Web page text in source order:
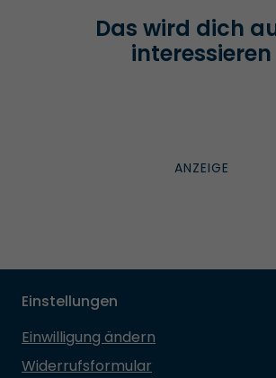
Das wird dich
interessieren
Einstellungen
Einwilligung ändern
Widerrufsformular